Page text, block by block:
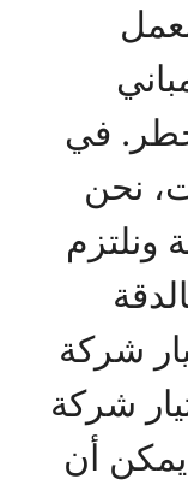
في
نحن
ونلتزم
شركة
شركة
يمكن أن